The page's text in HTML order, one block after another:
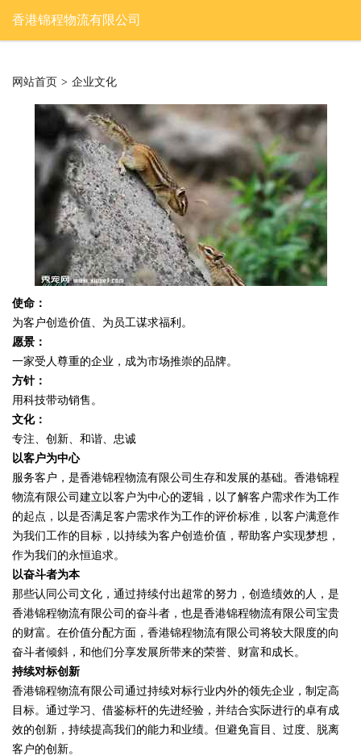
香港锦程物流有限公司
网站首页 > 企业文化
使命：
为客户创造价值、为员工谋求福利。
愿景：
一家受人尊重的企业，成为市场推崇的品牌。
方针：
用科技带动销售。
文化：
专注、创新、和谐、忠诚
以客户为中心
服务客户，是香港锦程物流有限公司生存和发展的基础。香港锦程
物流有限公司建立以客户为中心的逻辑，以了解客户需求作为工作
的起点，以是否满足客户需求作为工作的评价标准，以客户满意作
为我们工作的目标，以持续为客户创造价值，帮助客户实现梦想，
作为我们的永恒追求。
以奋斗者为本
那些认同公司文化，通过持续付出超常的努力，创造绩效的人，是
香港锦程物流有限公司的奋斗者，也是香港锦程物流有限公司宝贵
的财富。在价值分配方面，香港锦程物流有限公司将较大限度的向
奋斗者倾斜，和他们分享发展所带来的荣誉、财富和成长。
持续对标创新
香港锦程物流有限公司通过持续对标行业内外的领先企业，制定高
目标。通过学习、借鉴标杆的先进经验，并结合实际进行的卓有成
效的创新，持续提高我们的能力和业绩。但避免盲目、过度、脱离
客户的创新。